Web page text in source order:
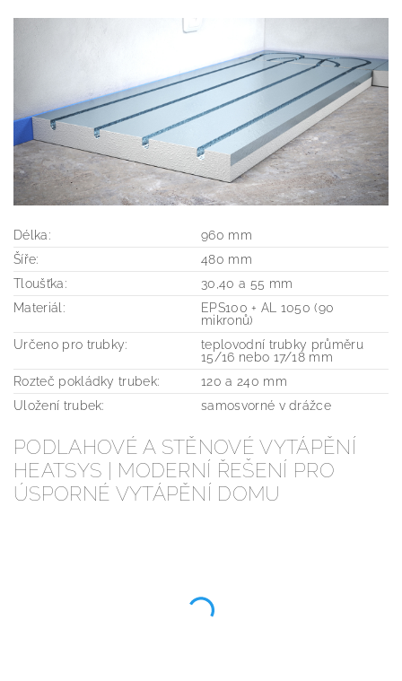
Délka:
960 mm
Šíře:
480 mm
Tloušťka:
30,40 a 55 mm
Materiál:
EPS100 + AL 1050 (90
mikronů)
Určeno pro trubky:
teplovodní trubky průměru
15/16 nebo 17/18 mm
Rozteč pokládky trubek:
120 a 240 mm
Uložení trubek:
samosvorné v drážce
PODLAHOVÉ A STĚNOVÉ VYTÁPĚNÍ
HEATSYS | MODERNÍ ŘEŠENÍ PRO
ÚSPORNÉ VYTÁPĚNÍ DOMU